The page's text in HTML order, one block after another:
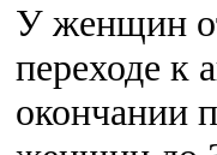
У женщин
переходе к
окончании